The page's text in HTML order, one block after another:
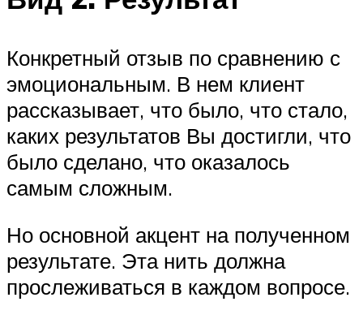
Конкретный отзыв по сравнению с
эмоциональным. В нем клиент
рассказывает, что было, что стало,
каких результатов Вы достигли, что
было сделано, что оказалось
самым сложным.
Но основной акцент на полученном
результате. Эта нить должна
прослеживаться в каждом вопросе.